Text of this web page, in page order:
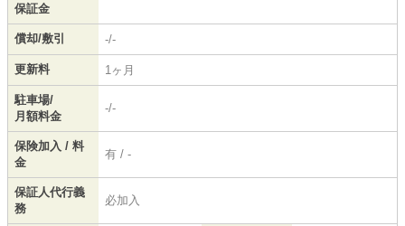
保証金
償却/敷引 -/-
更新料 1ヶ月
駐車場/
月額料金
-/-
保険加入 / 料
金
有 / -
保証人代行義
務
必加入